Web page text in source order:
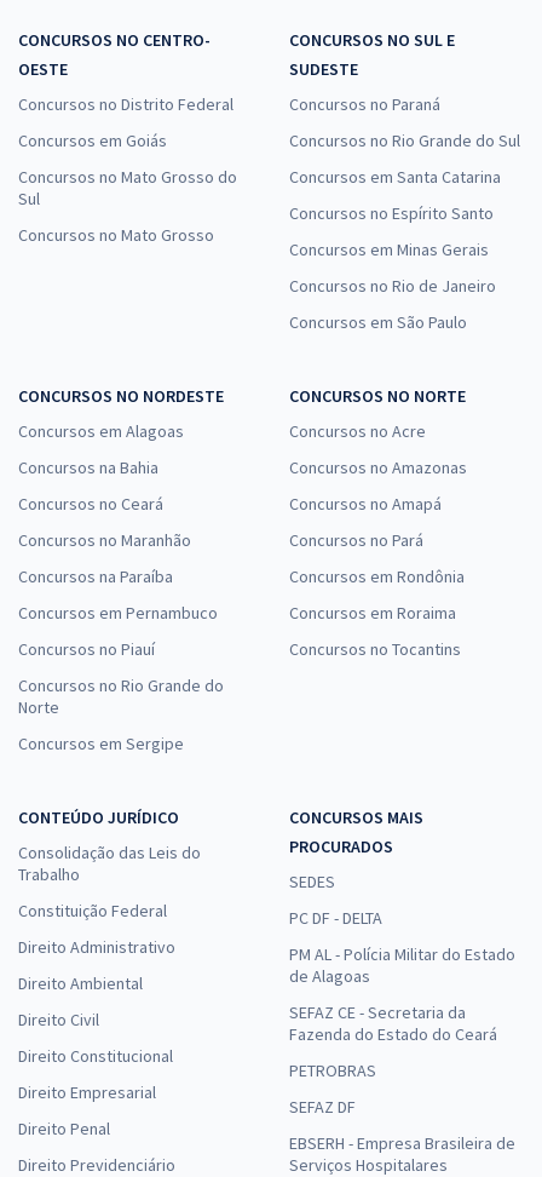
CONCURSOS NO CENTRO-
OESTE
Concursos no Distrito Federal
Concursos em Goiás
Concursos no Mato Grosso do
Sul
Concursos no Mato Grosso
CONCURSOS NO SUL E
SUDESTE
Concursos no Paraná
Concursos no Rio Grande do Sul
Concursos em Santa Catarina
Concursos no Espírito Santo
Concursos em Minas Gerais
Concursos no Rio de Janeiro
Concursos em São Paulo
CONCURSOS NO NORDESTE
Concursos em Alagoas
Concursos na Bahia
Concursos no Ceará
Concursos no Maranhão
Concursos na Paraíba
Concursos em Pernambuco
Concursos no Piauí
Concursos no Rio Grande do
Norte
Concursos em Sergipe
CONCURSOS NO NORTE
Concursos no Acre
Concursos no Amazonas
Concursos no Amapá
Concursos no Pará
Concursos em Rondônia
Concursos em Roraima
Concursos no Tocantins
CONTEÚDO JURÍDICO
Consolidação das Leis do
Trabalho
Constituição Federal
Direito Administrativo
Direito Ambiental
Direito Civil
Direito Constitucional
Direito Empresarial
Direito Penal
Direito Previdenciário
CONCURSOS MAIS
PROCURADOS
SEDES
PC DF - DELTA
PM AL - Polícia Militar do Estado
de Alagoas
SEFAZ CE - Secretaria da
Fazenda do Estado do Ceará
PETROBRAS
SEFAZ DF
EBSERH - Empresa Brasileira de
Serviços Hospitalares